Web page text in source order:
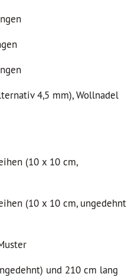
4,5 mm), Wollnadel
(10 x 10 cm,
(10 x 10 cm, ungedehnt
und 210 cm lang